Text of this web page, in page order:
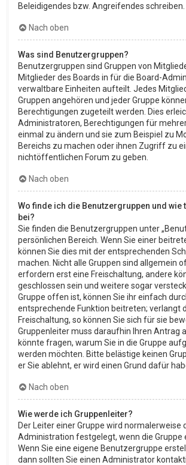
Beleidigendes bzw. Angreifendes schreiben.
Nach oben
Was sind Benutzergruppen?
Benutzergruppen sind Gruppen von
Mitglieder des Boards in für die Board-
verwaltbare Einheiten aufteilt. Jedes
Gruppen angehören und jeder Gruppe
Berechtigungen zugeteilt werden. Dies
Administratoren, Berechtigungen für
einmal zu ändern und sie zum Beispiel zu
Bereichs zu machen oder ihnen Zugriff zu
nichtöffentlichen Forum zu geben.
Nach oben
Wo finde ich die Benutzergruppen und wie
bei?
Sie finden die Benutzergruppen unter
persönlichen Bereich. Wenn Sie einer
können Sie dies mit der entsprechenden
machen. Nicht alle Gruppen sind allgemein
erfordern erst eine Freischaltung, andere
geschlossen sein und weitere sogar
Gruppe offen ist, können Sie ihr einfach
entsprechende Funktion beitreten; verlangt
Freischaltung, so können Sie sich für sie
Gruppenleiter muss daraufhin Ihren Antrag
könnte fragen, warum Sie in die Gruppe
werden möchten. Bitte belästige keinen
er Sie ablehnt, er wird einen Grund dafür
Nach oben
Wie werde ich Gruppenleiter?
Der Leiter einer Gruppe wird normalerweise
Administration festgelegt, wenn die Gruppe
Wenn Sie eine eigene Benutzergruppe
dann sollten Sie einen Administrator